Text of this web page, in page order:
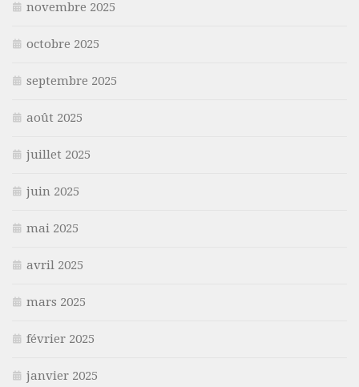
novembre 2025
octobre 2025
septembre 2025
août 2025
juillet 2025
juin 2025
mai 2025
avril 2025
mars 2025
février 2025
janvier 2025